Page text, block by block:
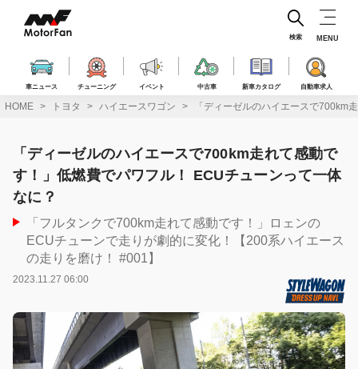
ス
車ニュース チューニング イベント 中古車 新車カタログ 自動車求人
検索 MENU
HOME トヨタ ハイエースワゴン 「ディーゼルのハイエースで700km
「ディーゼルのハイエースで700km走れて感動で
す！」低燃費でパワフル！ ECUチューンって一体
なに？
「フルタンクで700km走れて感動です！」ロェンの
ECUチューンで走りが劇的に変化！【200系ハイエース
の走りを磨け！ #001】
2023.11.27 06:00